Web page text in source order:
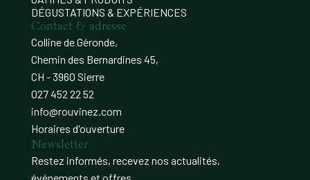
DÉGUSTATIONS & EXPÉRIENCES
Contact & adresse
Colline de Géronde,
Chemin des Bernardines 45,
CH - 3960 Sierre
027 452 22 52
info@rouvinez.com
Horaires d'ouverture
Newsletter
Restez informés, recevez nos actualités,